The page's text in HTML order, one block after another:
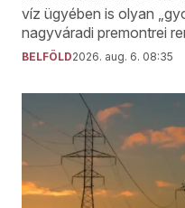
víz ügyében is olyan
nagyváradi premontrei
BELFÖLD2026. aug. 6. 08:35